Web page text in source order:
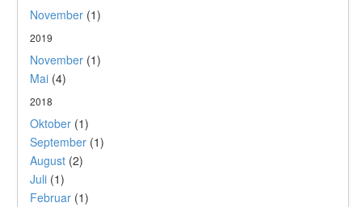
November (1)
2019
November (1)
Mai (4)
2018
Oktober (1)
September (1)
August (2)
Juli (1)
Februar (1)